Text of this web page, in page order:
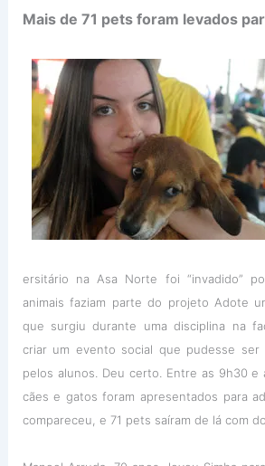
Mais de 71 pets foram levados
ersitário na Asa Norte foi “invadido”
animais faziam parte do projeto Adote
que surgiu durante uma disciplina na
criar um evento social que pudesse ser
pelos alunos. Deu certo. Entre as 9h30 e
cães e gatos foram apresentados para
compareceu, e 71 pets saíram de lá com